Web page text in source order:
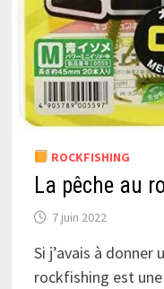
ROCKFISHING
La pêche au
7 juin 2022
Si j’avais à
rockfishing est